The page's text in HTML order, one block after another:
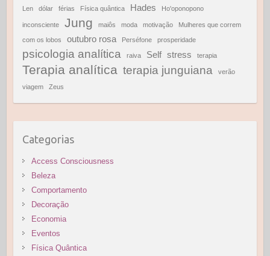
Len dólar férias Física quântica Hades Ho'oponopono
inconsciente Jung maiôs moda motivação Mulheres que correm
com os lobos outubro rosa Perséfone prosperidade
psicologia analítica raiva Self stress terapia
Terapia analítica terapia junguiana verão
viagem Zeus
Categorias
Access Consciousness
Beleza
Comportamento
Decoração
Economia
Eventos
Física Quântica